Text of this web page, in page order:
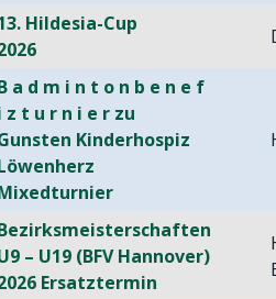
Hildesia-Cup
a d m i n t o n b e n e f
z t u r n i e r zu
Kinderhospiz
– U19 (BFV Hannover)
Ersatztermin